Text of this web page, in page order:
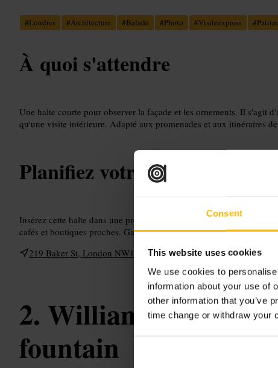
Consent
This website uses cookies
We use cookies to
information about your use of
other information that you’ve
time change or withdraw your
#Londres #Architecture #Balade #Photo #Visiteexpress #
À quoi s'attendre
Une halte courte pour observer la façade et les ornements. Il s'agit
qu'une visite intérieure. Adapté aux promenades et aux itinéraires
Planifiez votre visite
Insérez cette halte dans une promenade du quartier. Préparez un
cafés et boutiques proches. Gardez votre appareil photo à portée
219 Baker St, London NW1 6XE, UK
William Pitt
fountain